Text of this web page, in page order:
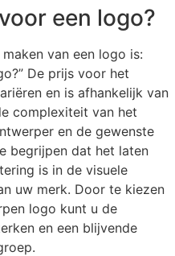
een logo?
van een logo is:
De prijs voor het
en is afhankelijk van
complexiteit van het
en de gewenste
begrijpen dat het laten
is in de visuele
uw merk. Door te kiezen
logo kunt u de
en een blijvende